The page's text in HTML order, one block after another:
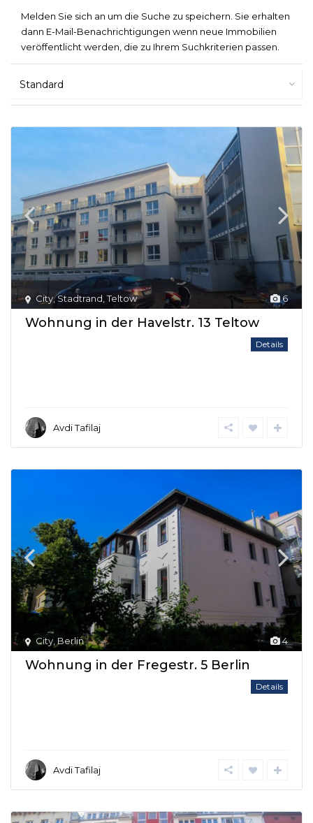
Melden Sie sich an um die Suche zu speichern. Sie erhalten
dann E-Mail-Benachrichtigungen wenn neue Immobilien
veröffentlicht werden, die zu Ihrem Suchkriterien passen.
Standard
6
City,Stadtrand ,Teltow
Wohnung in der Havelstr. 13 Teltow
Details
Avdi Tafilaj
4
City Berlin
Wohnung in der Fregestr. 5 Berlin
Details
Avdi Tafilaj